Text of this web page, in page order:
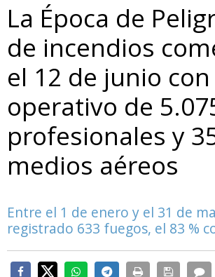
La Época de
de incendios
el 12 de junio
operativo de
profesionales y
medios aéreos
Entre el 1 de enero y el 31 de
registrado 633 fuegos, el 83 %